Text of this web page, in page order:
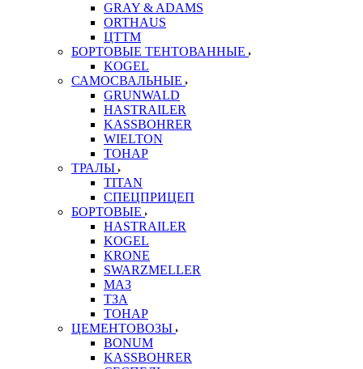
GRAY & ADAMS
ORTHAUS
ЦТТМ
БОРТОВЫЕ ТЕНТОВАННЫЕ
KOGEL
САМОСВАЛЬНЫЕ
GRUNWALD
HASTRAILER
KASSBOHRER
WIELTON
ТОНАР
ТРАЛЫ
TITAN
СПЕЦПРИЦЕП
БОРТОВЫЕ
HASTRAILER
KOGEL
KRONE
SWARZMELLER
МАЗ
ТЗА
ТОНАР
ЦЕМЕНТОВОЗЫ
BONUM
KASSBOHRER